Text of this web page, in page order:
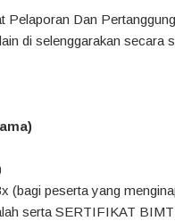
Dan
di selenggarakan secara
(bagi peserta yang
serta SERTIFIKAT